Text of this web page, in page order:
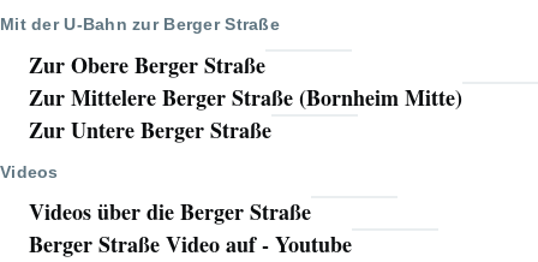
Mit der U-Bahn zur Berger Straße
Zur Obere Berger Straße
Zur Mittelere Berger Straße (Bornheim Mitte)
Zur Untere Berger Straße
Videos
Videos über die Berger Straße
Berger Straße Video auf - Youtube